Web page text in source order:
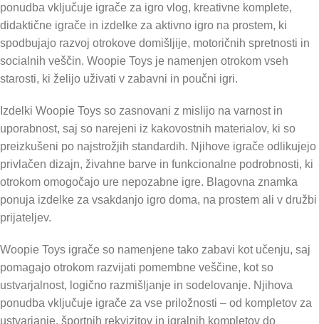
ponudba vključuje igrače za igro vlog, kreativne komplete,
didaktične igrače in izdelke za aktivno igro na prostem, ki
spodbujajo razvoj otrokove domišljije, motoričnih spretnosti in
socialnih veščin. Woopie Toys je namenjen otrokom vseh
starosti, ki želijo uživati v zabavni in poučni igri.
Izdelki Woopie Toys so zasnovani z mislijo na varnost in
uporabnost, saj so narejeni iz kakovostnih materialov, ki so
preizkušeni po najstrožjih standardih. Njihove igrače odlikujejo
privlačen dizajn, živahne barve in funkcionalne podrobnosti, ki
otrokom omogočajo ure nepozabne igre. Blagovna znamka
ponuja izdelke za vsakdanjo igro doma, na prostem ali v družbi
prijateljev.
Woopie Toys igrače so namenjene tako zabavi kot učenju, saj
pomagajo otrokom razvijati pomembne veščine, kot so
ustvarjalnost, logično razmišljanje in sodelovanje. Njihova
ponudba vključuje igrače za vse priložnosti – od kompletov za
ustvarjanje, športnih rekvizitov in igralnih kompletov do